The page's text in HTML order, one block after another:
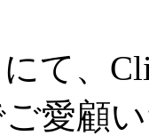
にて、
愛顧